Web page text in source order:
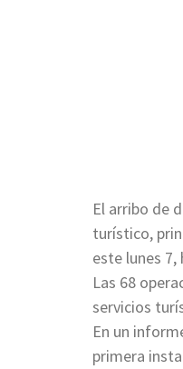
El arribo de
turístico,
este lunes
Las 68
servicios
En un
primera